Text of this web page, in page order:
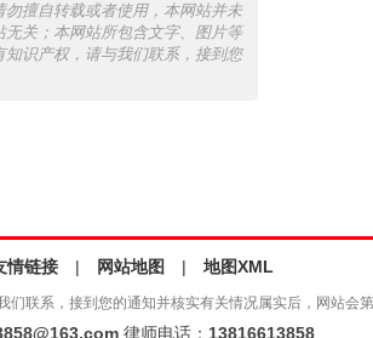
擅自转载或者使用，本网站并未
关；本网站所包含文字、图片等
识产权，请与我们联系，接到您
情链接 | 网站地图 | 地图XML
联系，接到您的通知并核实有关情况属实后，网站会第
律师电话： 13816613858